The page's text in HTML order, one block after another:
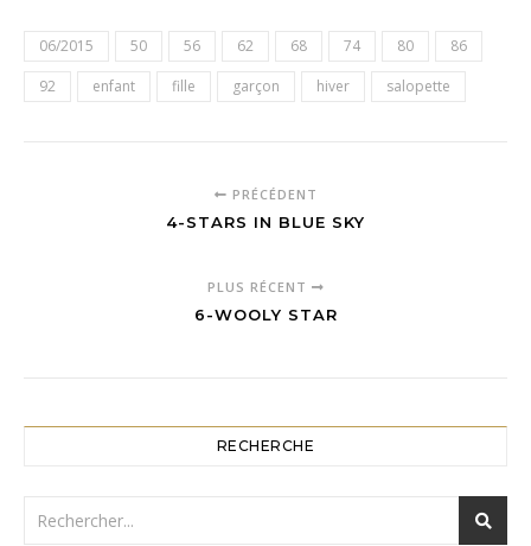
06/2015 50 56 62 68 74 80
86
92
enfant fille garçon hiver salopette
PRÉCÉDENT
4-STARS IN BLUE SKY
PLUS RÉCENT
6-WOOLY STAR
RECHERCHE